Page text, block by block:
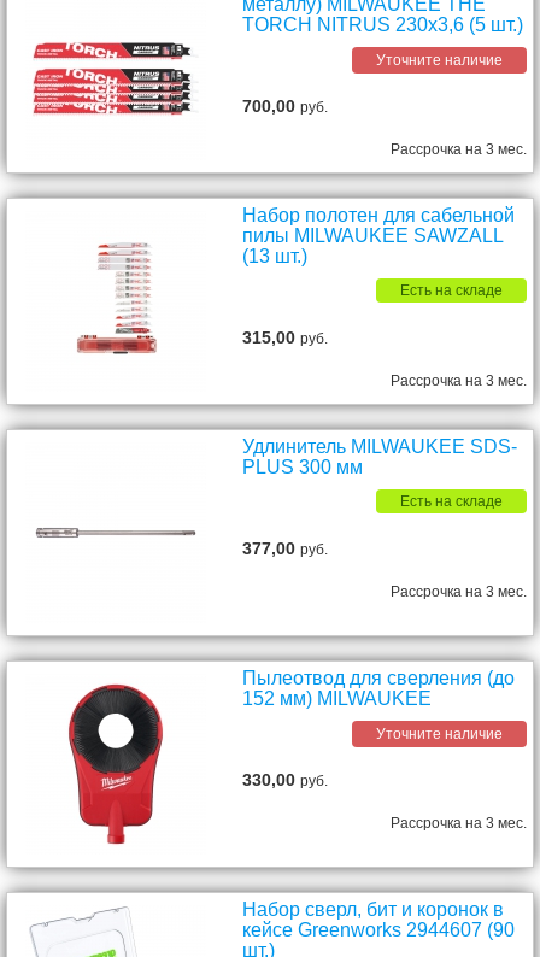
металлу) MILWAUKEE THE
TORCH NITRUS 230х3,6 (5 шт.)
Уточните наличие
700,00руб.
Рассрочка на 3 мес.
Набор полотен для сабельной
пилы MILWAUKEE SAWZALL
(13 шт.)
Есть на складе
315,00руб.
Рассрочка на 3 мес.
Удлинитель MILWAUKEE SDS-
PLUS 300 мм
Есть на складе
377,00руб.
Рассрочка на 3 мес.
Пылеотвод для сверления (до
152 мм) MILWAUKEE
Уточните наличие
330,00руб.
Рассрочка на 3 мес.
Набор сверл, бит и коронок в
кейсе Greenworks 2944607 (90
шт.)